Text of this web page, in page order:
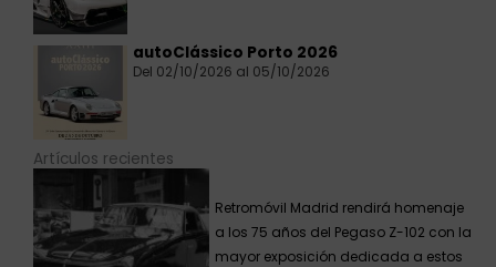
autoClássico Porto 2026
Del 02/10/2026 al 05/10/2026
Artículos recientes
Retromóvil Madrid rendirá homenaje
a los 75 años del Pegaso Z-102 con la
mayor exposición dedicada a estos